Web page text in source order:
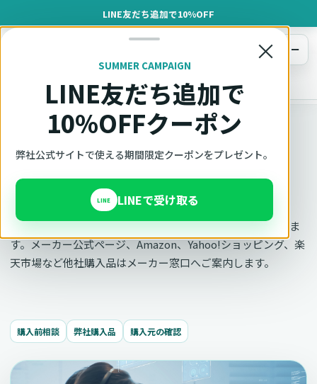
LINE友だち追加で10%OFF
×
SUMMER CAMPAIGN
LINE友だち追加で
10%OFFクーポン
弊社公式サイトで使える期間限定クーポンをプレゼント。
LINE LINEで受け取る
オットキャスト
メニュー
お問い合わせ
OTTOCAST正規販売代理店 AZGATE株式会社
お問い合わせ
購入前の相談と弊社購入品のサポートはAzgate窓口で承りま
す。メーカー公式ページ、Amazon、Yahoo!ショッピング、楽
天市場など他社購入品はメーカー窓口へご案内します。
購入前相談 弊社購入品 購入元の確認